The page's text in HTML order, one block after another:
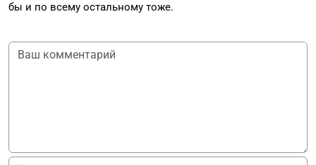
бы и по всему остальному тоже.